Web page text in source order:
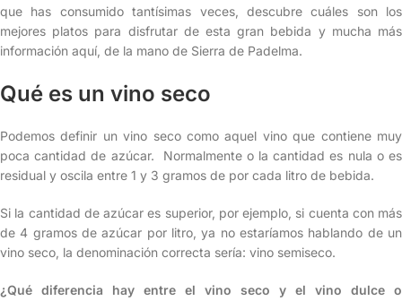
que has consumido tantísimas veces, descubre cuáles son los
mejores platos para disfrutar de esta gran bebida y mucha más
información aquí, de la mano de Sierra de Padelma.
Qué es un vino seco
Podemos definir un vino seco como aquel vino que contiene muy
poca cantidad de azúcar. Normalmente o la cantidad es nula o es
residual y oscila entre 1 y 3 gramos de por cada litro de bebida.
Si la cantidad de azúcar es superior, por ejemplo, si cuenta con más
de 4 gramos de azúcar por litro, ya no estaríamos hablando de un
vino seco, la denominación correcta sería: vino semiseco.
¿Qué diferencia hay entre el vino seco y el vino dulce o